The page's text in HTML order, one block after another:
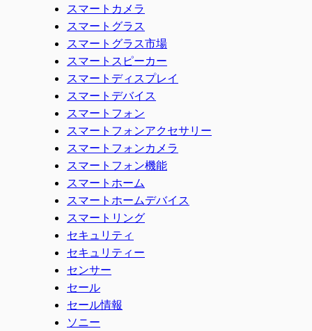
スマートカメラ
スマートグラス
スマートグラス市場
スマートスピーカー
スマートディスプレイ
スマートデバイス
スマートフォン
スマートフォンアクセサリー
スマートフォンカメラ
スマートフォン機能
スマートホーム
スマートホームデバイス
スマートリング
セキュリティ
セキュリティー
センサー
セール
セール情報
ソニー